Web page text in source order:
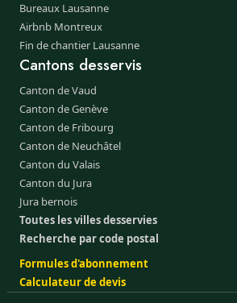
Bureaux Lausanne
Airbnb Montreux
Fin de chantier Lausanne
Cantons desservis
Canton de Vaud
Canton de Genève
Canton de Fribourg
Canton de Neuchâtel
Canton du Valais
Canton du Jura
Jura bernois
Toutes les villes desservies
Recherche par code postal
Formules d'abonnement
Calculateur de devis